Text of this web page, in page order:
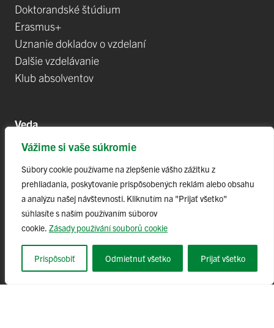
Vážime si vaše súkromie
Súbory cookie používame na zlepšenie vášho zážitku z
prehliadania, poskytovanie prispôsobených reklám alebo obsahu
a analýzu našej návštevnosti. Kliknutím na "Prijať všetko"
súhlasíte s naším používaním súborov
cookie. Zásady používání souborů cookie
Prispôsobiť Odmietnuť všetko Prijať všetko
Doktorandské štúdium
Erasmus+
Uznanie dokladov o vzdelaní
Dalšie vzdelávanie
Klub absolventov
Veda
Postdoktorandské pozíce
Projekty
Špičkové tímy
TIP-UPJŠ
Vedecké parky
Evidencia publikačnej činnosti
Habilitačné a vymenúvacie konania